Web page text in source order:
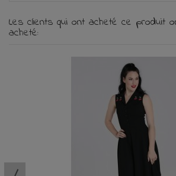
Les clients qui ont acheté ce produit
acheté: